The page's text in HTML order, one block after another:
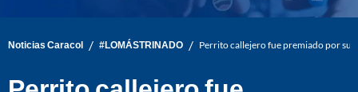
Noticias Caracol / #LOMÁSTRINADO / Perrito callejero fue premiado por su